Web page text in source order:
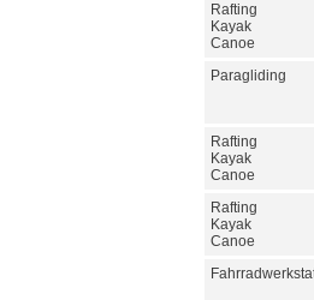
Rafting
Kayak
Canoe
Paragliding
Rafting
Kayak
Canoe
Rafting
Kayak
Canoe